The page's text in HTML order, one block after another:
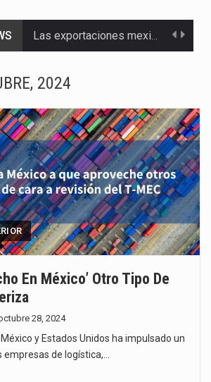
Las exportaciones mexicanas de vehículos ligeros disminuyeron 9.67 % en julio a tasa anual, alcanzando…
Solo el 17.8 % de las empresas en México se considera totalmente preparada para la…
Ante la suspensión temporal de las inspecciones sanitarias del Departamento de Agricultura de Estados Unidos…
Los créditos fiscales determinados a empresas IMMEX rara vez nacen de una interpretación equivocada de…
La industria automotriz mexicana concentra más de la mitad de las quejas bajo el Mecanismo…
2024
En México’ Otro Tipo De
28, 2024
y Estados Unidos ha impulsado un
de logística,…